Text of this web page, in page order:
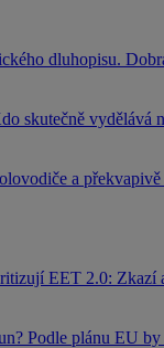
dluhopisu.
skutečně vydělává
a
EET 2.0: Zkazí
Podle plánu EU